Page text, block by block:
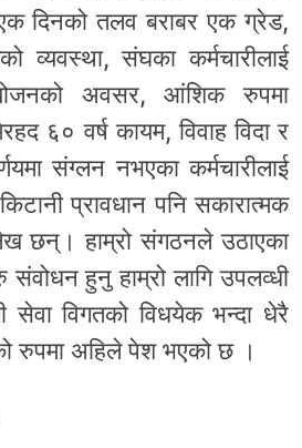
दिनको तलव बराबर एक ग्रेड,
व्यवस्था, संघका कर्मचारीलाई
अवसर, आंशिक रुपमा
६० वर्ष कायम, विवाह विदा र
संग्लन नभएका कर्मचारीलाई
प्रावधान पनि सकारात्मक
छन्। हाम्रो संगठनले उठाएका
संवोधन हुनु हाम्रो लागि उपलव्धी
सेवा विगतको विधयेक भन्दा धेरै
रुपमा अहिले पेश भएको छ ।